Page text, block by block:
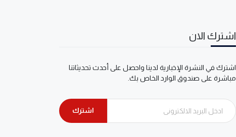
اشترك الان
اشترك في النشرة الإخبارية لدينا واحصل على أحدث تحديثاتنا
مباشرة على صندوق الوارد الخاص بك.
اشترك